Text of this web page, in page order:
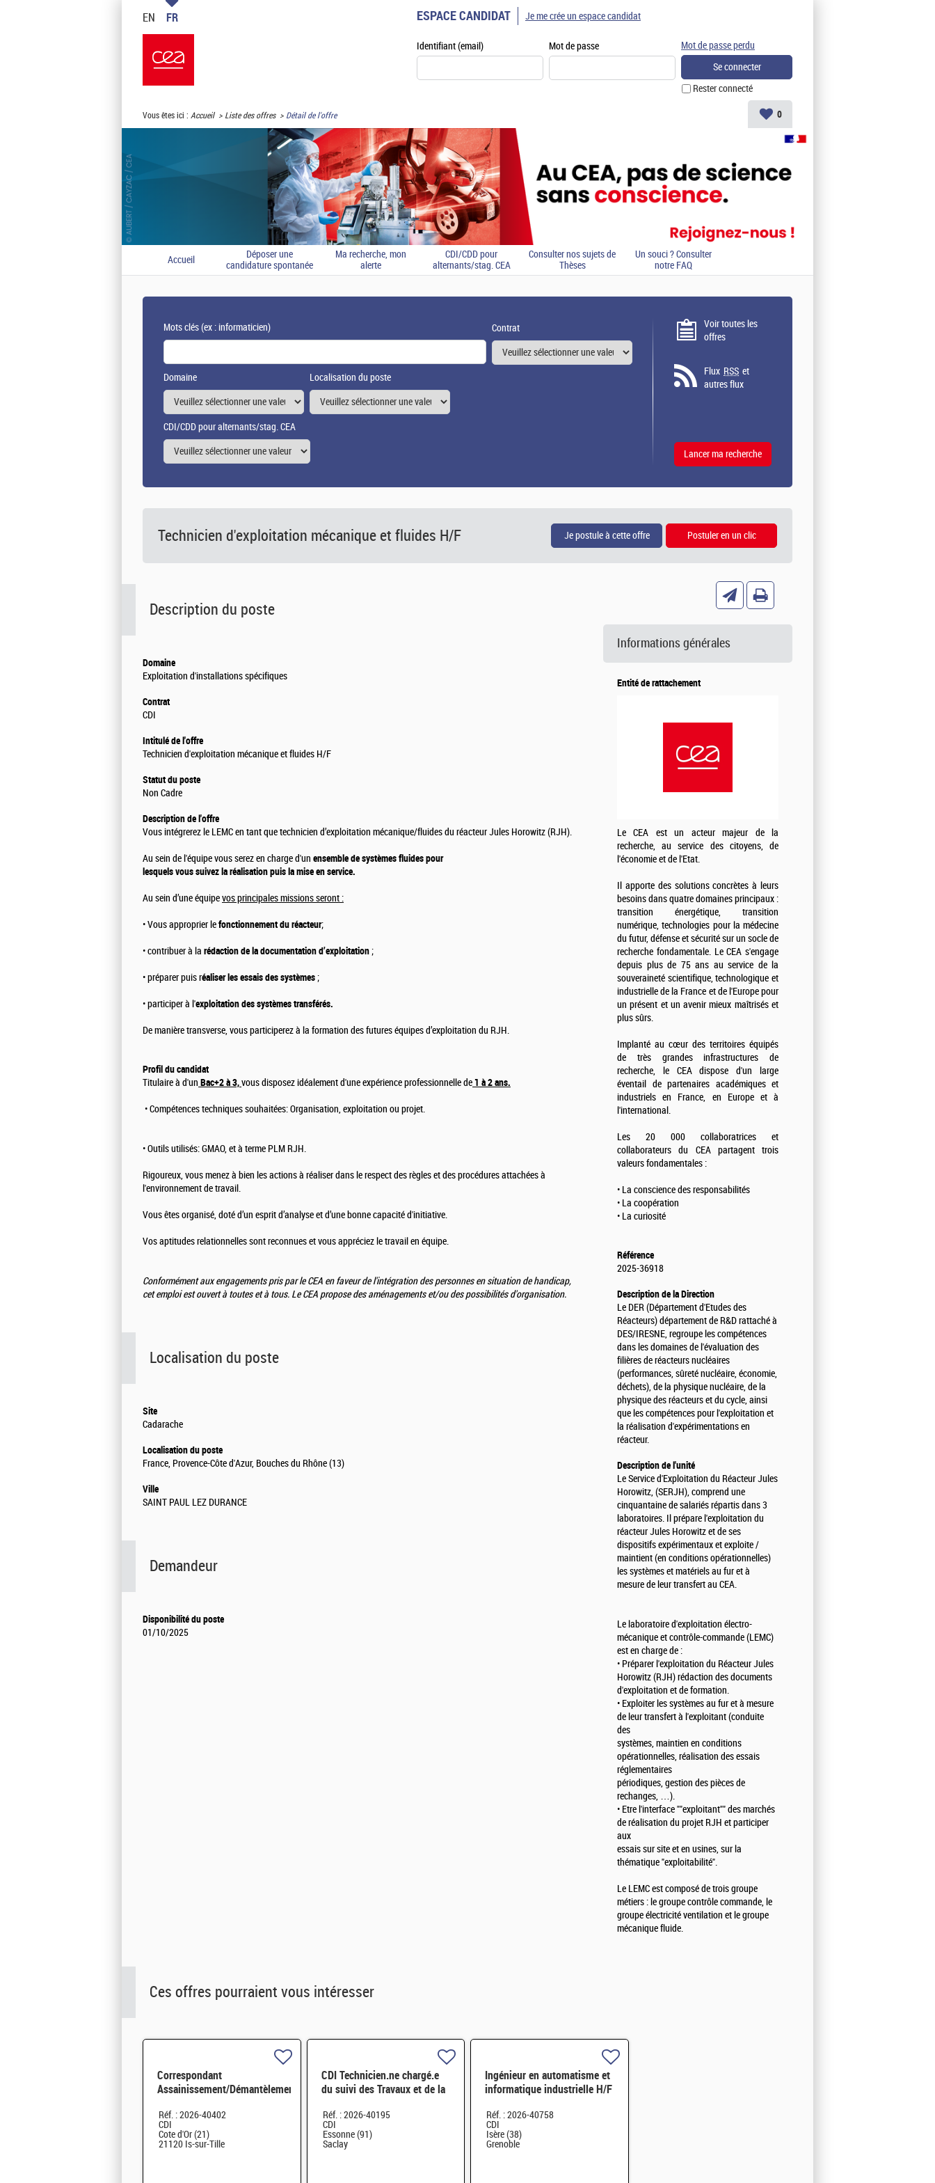
EN FR ESPACE CANDIDAT
Identifiant (email) Mot de passe
Rester connecté
Mot de passe perdu
Je me crée un espace candidat
Vous êtes ici : Accueil Liste des offres Détail de l'offre 0
Accueil
Déposer une
candidature spontanée
Ma recherche, mon
alerte
CDI/CDD pour
alternants/stag. CEA
Consulter nos sujets de
Thèses
Un souci ? Consulter
notre FAQ
Mots clés(ex : informaticien) Contrat
Domaine Localisation du poste
CDI/CDD pour alternants/stag. CEA
Voir toutes les
offres
Flux RSS et
autres flux
Technicien d'exploitation mécanique et fluides H/F
Description du poste
Domaine
Exploitation d'installations spécifiques
Contrat
CDI
Intitulé de l'offre
Technicien d'exploitation mécanique et fluides H/F
Statut du poste
Non Cadre
Description de l'offre
Vous intégrerez le LEMC en tant que technicien d’exploitation mécanique/fluides du réacteur Jules Horowitz (RJH).
Au sein de l'équipe vous serez en charge d'un ensemble de systèmes fluides pour
lesquels vous suivez la réalisation puis la mise en service.
Au sein d’une équipevos principales missions seront :
• Vous approprier lefonctionnement du réacteur;
• contribuer à la rédaction de la documentation d’exploitation ;
• préparer puis réaliser les essais des systèmes ;
• participer à l'exploitation des systèmes transférés.
De manière transverse, vous participerez à la formation des futures équipes d’exploitation du RJH.
Profil du candidat
Titulaire à d'un Bac+2 à 3,vous disposez idéalement d'une expérience professionnelle de1 à 2 ans.
• Compétences techniques souhaitées: Organisation, exploitation ou projet.
• Outils utilisés: GMAO, et à terme PLM RJH.
Rigoureux, vous menez à bien les actions à réaliser dans le respect des règles et des procédures attachées à
l'environnement de travail.
Vous êtes organisé, doté d’un esprit d’analyse et d’une bonne capacité d'initiative.
Vos aptitudes relationnelles sont reconnues et vous appréciez le travail en équipe.
Conformément aux engagements pris par le CEA en faveur de l'intégration des personnes en situation de handicap,
cet emploi est ouvert à toutes et à tous. Le CEA propose des aménagements et/ou des possibilités d'organisation.
Localisation du poste
Site
Cadarache
Localisation du poste
France, Provence-Côte d'Azur, Bouches du Rhône (13)
Ville
SAINT PAUL LEZ DURANCE
Demandeur
Disponibilité du poste
01/10/2025
Informations générales
Entité de rattachement
Le CEA est un acteur majeur de la
recherche, au service des citoyens, de
l'économie et de l'Etat.
Il apporte des solutions concrètes à leurs
besoins dans quatre domaines principaux :
transition énergétique, transition
numérique, technologies pour la médecine
du futur, défense et sécurité sur un socle de
recherche fondamentale. Le CEA s'engage
depuis plus de 75 ans au service de la
souveraineté scientifique, technologique et
industrielle de la France et de l'Europe pour
un présent et un avenir mieux maîtrisés et
plus sûrs.
Implanté au cœur des territoires équipés
de très grandes infrastructures de
recherche, le CEA dispose d'un large
éventail de partenaires académiques et
industriels en France, en Europe et à
l'international.
Les 20 000 collaboratrices et
collaborateurs du CEA partagent trois
valeurs fondamentales :
• La conscience des responsabilités
• La coopération
• La curiosité
Référence
2025-36918
Description de la Direction
Le DER (Département d'Etudes des
Réacteurs) département de R&D rattaché à
DES/IRESNE, regroupe les compétences
dans les domaines de l'évaluation des
filières de réacteurs nucléaires
(performances, sûreté nucléaire, économie,
déchets), de la physique nucléaire, de la
physique des réacteurs et du cycle, ainsi
que les compétences pour l'exploitation et
la réalisation d'expérimentations en
réacteur.
Description de l'unité
Le Service d'Exploitation du Réacteur Jules
Horowitz, (SERJH), comprend une
cinquantaine de salariés répartis dans 3
laboratoires. Il prépare l'exploitation du
réacteur Jules Horowitz et de ses
dispositifs expérimentaux et exploite /
maintient (en conditions opérationnelles)
les systèmes et matériels au fur et à
mesure de leur transfert au CEA.
Le laboratoire d'exploitation électro-
mécanique et contrôle-commande (LEMC)
est en charge de :
• Préparer l'exploitation du Réacteur Jules
Horowitz (RJH) rédaction des documents
d'exploitation et de formation.
• Exploiter les systèmes au fur et à mesure
de leur transfert à l'exploitant (conduite
des
systèmes, maintien en conditions
opérationnelles, réalisation des essais
réglementaires
périodiques, gestion des pièces de
rechanges, …).
• Etre l'interface ""exploitant"" des marchés
de réalisation du projet RJH et participer
aux
essais sur site et en usines, sur la
thématique "exploitabilité".
Le LEMC est composé de trois groupe
métiers : le groupe contrôle commande, le
groupe électricité ventilation et le groupe
mécanique fluide.
Ces offres pourraient vous intéresser
Correspondant
Assainissement/Démantèlement
Réf. : 2026-40402
CDI
Cote d'Or (21)
21120 Is-sur-Tille
CDI Technicien.ne chargé.e
du suivi des Travaux et de la
Réf. : 2026-40195
CDI
Essonne (91)
Saclay
Ingénieur en automatisme et
informatique industrielle H/F
Réf. : 2026-40758
CDI
Isère (38)
Grenoble